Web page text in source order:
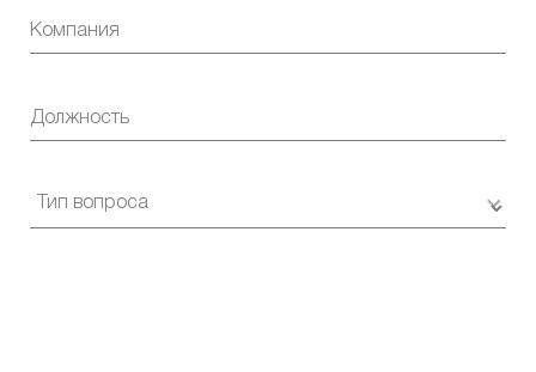
Компания
Должность